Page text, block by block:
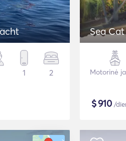
1 2 Motorinė
$910 /